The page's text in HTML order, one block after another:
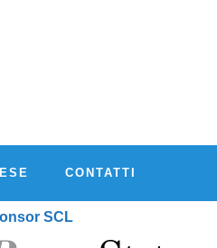
CONTATTI
SCL